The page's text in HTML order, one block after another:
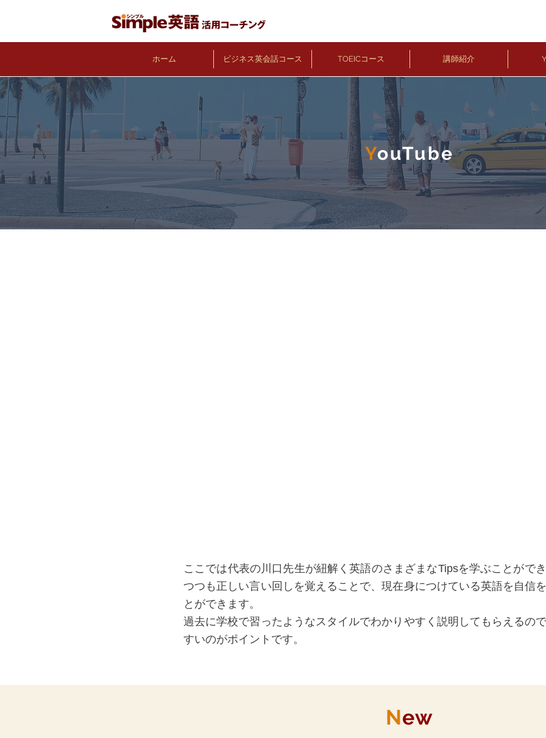
ホーム ビジネス英会話コース TOEICコース 講師紹介
YouTube
ここでは代表の川口先生が紐解く英語のさまざまなTipsを学ぶことがで
つつも正しい言い回しを覚えることで、現在身につけている英語を自信
とができます。
過去に学校で習ったようなスタイルでわかりやすく説明してもらえるの
すいのがポイントです。
New